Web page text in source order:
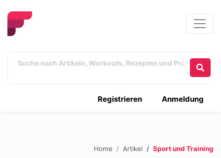
Anmeldung
Registrieren
Home Artikel Sport und Training